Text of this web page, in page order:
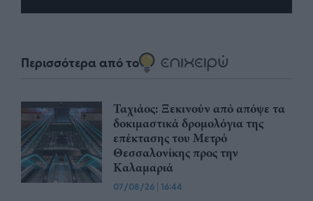
Περισσότερα από το
Ταχιάος: Ξεκινούν από απόψε τα
δοκιμαστικά δρομολόγια της
επέκτασης του Μετρό
Θεσσαλονίκης προς την
Καλαμαριά
07/08/26 | 16:44